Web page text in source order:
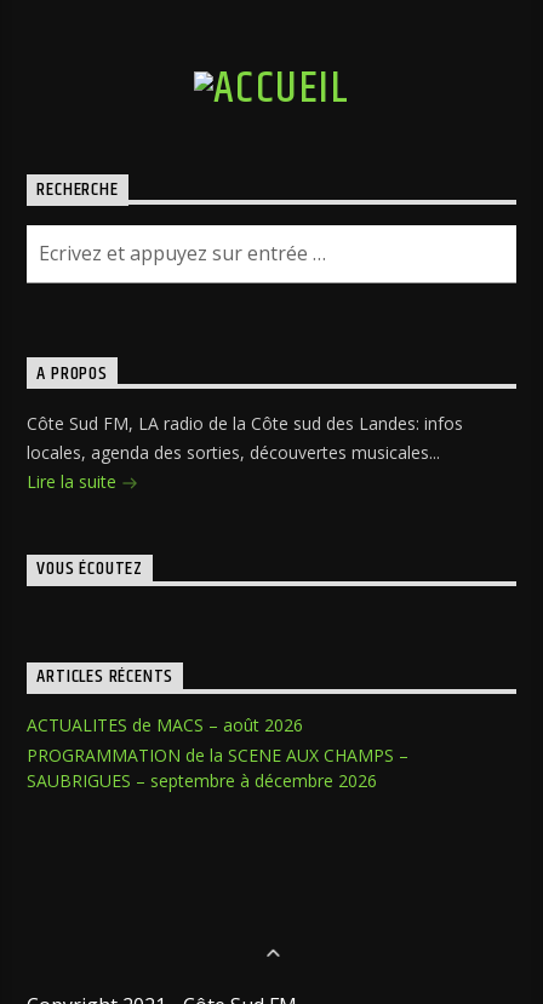
RECHERCHE
A PROPOS
Côte Sud FM, LA radio de la Côte sud des Landes: infos
locales, agenda des sorties, découvertes musicales...
Lire la suite
VOUS ÉCOUTEZ
ARTICLES RÉCENTS
ACTUALITES de MACS – août 2026
PROGRAMMATION de la SCENE AUX CHAMPS –
SAUBRIGUES – septembre à décembre 2026